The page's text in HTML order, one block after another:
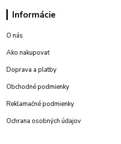
Informácie
O nás
Ako nakupovať
Doprava a platby
Obchodné podmienky
Reklamačné podmienky
Ochrana osobných údajov